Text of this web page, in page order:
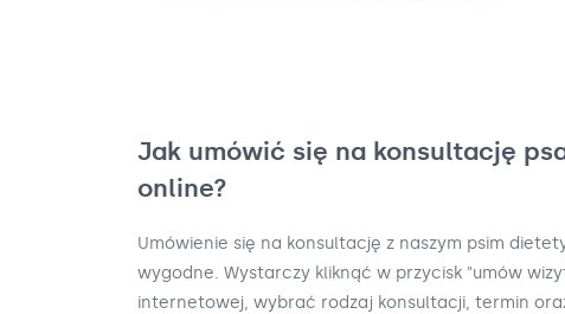
Jak umówić się na konsultację
online?
Umówienie się na konsultację z naszym psim
wygodne. Wystarczy kliknąć w przycisk "umów
internetowej, wybrać rodzaj konsultacji, termin